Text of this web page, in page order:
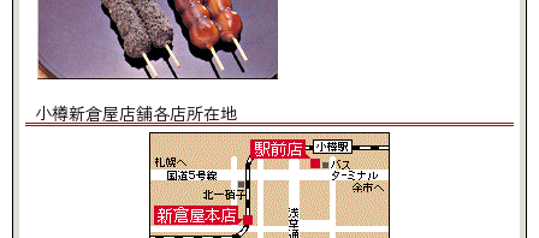
小樽新倉屋店舗各店所在地